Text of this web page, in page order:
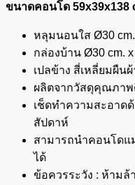
ขนาดคอนโด 59x39x138
หลุมนอนใส Ø30
กล่องบ้าน Ø30 cm. x
เปลข้าง สี่เหลี่ยมผืน
ผลิตจากวัสดุคุณภาพ
เช็ดทำความสะอาดด้
สัปดาห์
สามารถนำคอนโดแ
ได้
ข้อควรระวัง : ห้ามล้